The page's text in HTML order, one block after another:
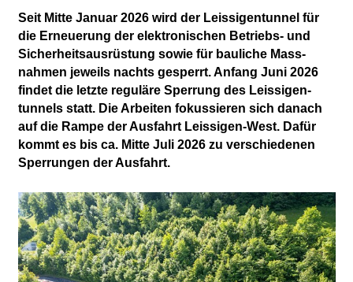
Seit Mitte Januar 2026 wird der Leissigen­tunnel für
die Erneue­rung der elektro­nischen Betriebs- und
Sicher­heits­aus­rüstung sowie für bau­liche Mass­
nahmen je­weils nachts gesperrt. Anfang Juni 2026
fin­det die letzte regu­läre Sper­rung des Leissigen­
tunnels statt. Die Arbeiten fokus­sieren sich da­nach
auf die Rampe der Aus­fahrt Leissigen-West. Dafür
kommt es bis ca. Mitte Juli 2026 zu verschie­denen
Sper­rungen der Ausfahrt.